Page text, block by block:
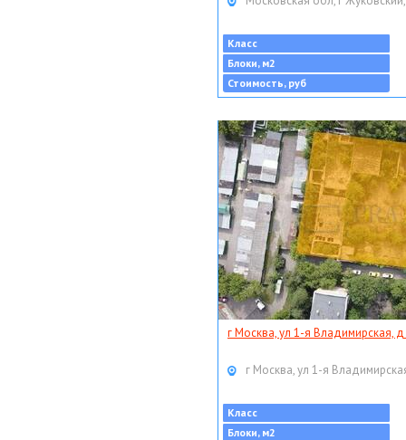
Класс
Блоки, м2
Стоимость, руб
г Москва, ул 1-я Владимирская, д
г Москва, ул 1-я
Класс
Блоки, м2